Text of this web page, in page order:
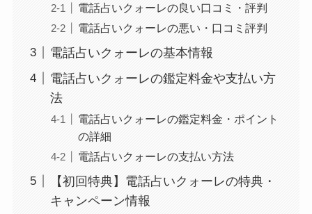
電話占いクォーレの良い口コミ・評判
電話占いクォーレの悪い・口コミ評判
電話占いクォーレの基本情報
電話占いクォーレの鑑定料金や支払い方
法
電話占いクォーレの鑑定料金・ポイント
の詳細
電話占いクォーレの支払い方法
【初回特典】電話占いクォーレの特典・
キャンペーン情報